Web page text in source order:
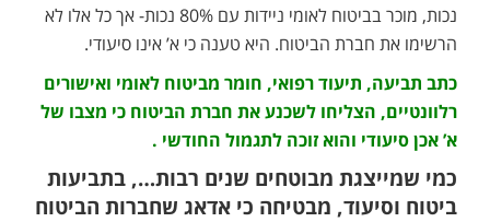
נכות, מוכר בביטוח לאומי ניידות עם 80% נכות- אך כל אלו לא
הרשימו את חברת הביטוח. היא טענה כי א’ אינו סיעודי.
כתב תביעה, תיעוד רפואי, חומר מביטוח לאומי ואישורים
רלוונטיים, הצליחו לשכנע את חברת הביטוח כי מצבו של
א’ אכן סיעודי והוא זוכה לתגמול החודשי .
כמי שמייצגת מבוטחים שנים רבות…, בתביעות
ביטוח וסיעוד, מבטיחה כי אדאג שחברות הביטוח